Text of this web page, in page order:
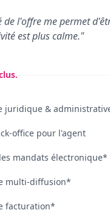
de l'offre me permet
est plus calme."
juridique &
office pour l'agent
mandats électronique*
multi-diffusion*
facturation*